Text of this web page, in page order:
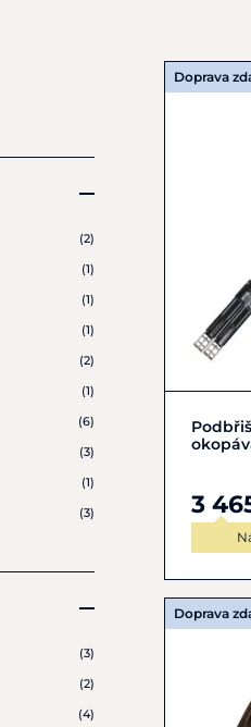
(2)
(1)
(1)
(1)
(2)
(1)
(6)
(3)
(1)
(3)
(3)
(2)
(4)
Doprava
3
Doprava